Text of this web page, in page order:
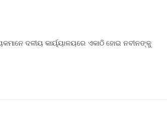
ଦଳୀୟ କାର୍ୟ୍ୟାଳୟରେ ଏକାଠି ହୋଇ ନବୀନଙ୍କୁ